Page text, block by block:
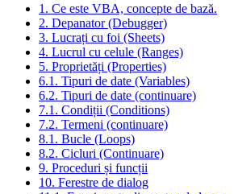
1. Ce este VBA, concepte de bază.
2. Depanator (Debugger)
3. Lucrați cu foi (Sheets)
4. Lucrul cu celule (Ranges)
5. Proprietăți (Properties)
6.1. Tipuri de date (Variables)
6.2. Tipuri de date (continuare)
7.1. Condiții (Conditions)
7.2. Termeni (continuare)
8.1. Bucle (Loops)
8.2. Cicluri (Continuare)
9. Proceduri și funcții
10. Ferestre de dialog